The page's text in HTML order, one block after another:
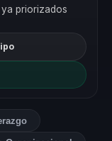
ya priorizados